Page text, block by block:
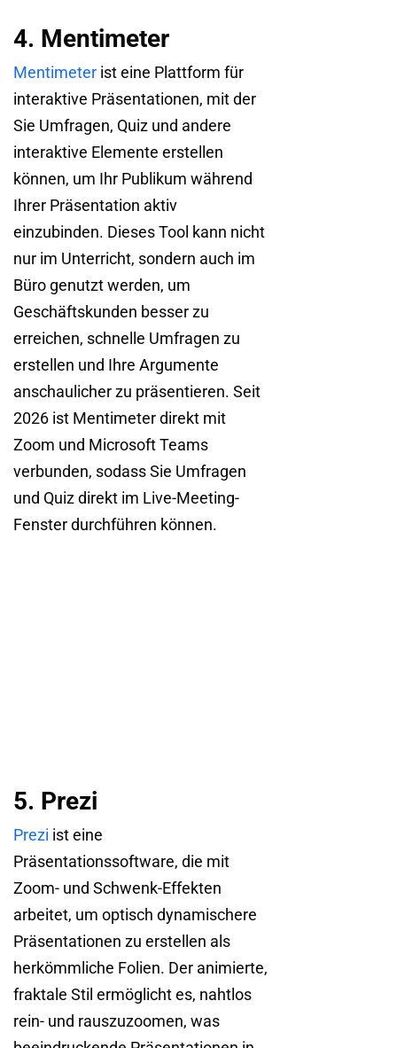
4. Mentimeter
Mentimeter ist eine Plattform für
interaktive Präsentationen, mit der
Sie Umfragen, Quiz und andere
interaktive Elemente erstellen
können, um Ihr Publikum während
Ihrer Präsentation aktiv
einzubinden. Dieses Tool kann nicht
nur im Unterricht, sondern auch im
Büro genutzt werden, um
Geschäftskunden besser zu
erreichen, schnelle Umfragen zu
erstellen und Ihre Argumente
anschaulicher zu präsentieren. Seit
2026 ist Mentimeter direkt mit
Zoom und Microsoft Teams
verbunden, sodass Sie Umfragen
und Quiz direkt im Live-Meeting-
Fenster durchführen können.
5. Prezi
Prezi ist eine
Präsentationssoftware, die mit
Zoom- und Schwenk-Effekten
arbeitet, um optisch dynamischere
Präsentationen zu erstellen als
herkömmliche Folien. Der animierte,
fraktale Stil ermöglicht es, nahtlos
rein- und rauszuzoomen, was